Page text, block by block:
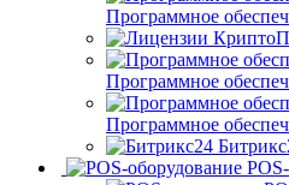
Программное
Программное
Программное